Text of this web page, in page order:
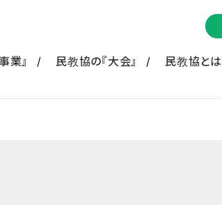
業』 民教協の『大会』 民教協とは